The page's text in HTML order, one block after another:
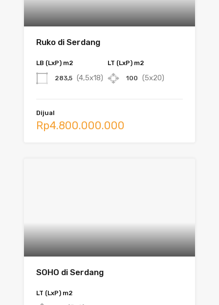
Ruko di Serdang
LB (LxP) m2
283,5 (4,5x18)
LT (LxP) m2
100 (5x20)
Dijual
Rp4.800.000.000
SOHO di Serdang
LT (LxP) m2